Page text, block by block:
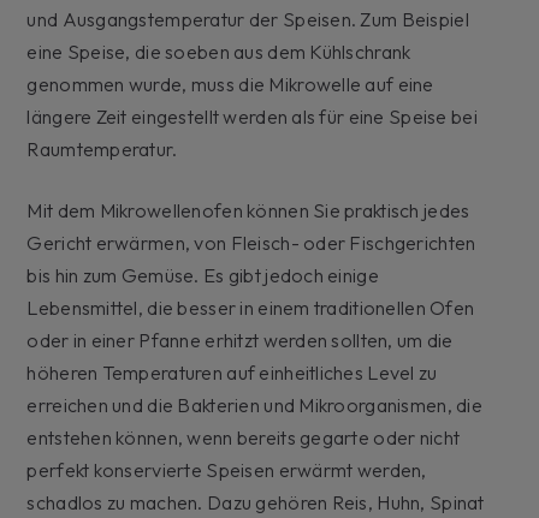
und Ausgangstemperatur der Speisen. Zum Beispiel
eine Speise, die soeben aus dem Kühlschrank
genommen wurde, muss die Mikrowelle auf eine
längere Zeit eingestellt werden als für eine Speise bei
Raumtemperatur.
Mit dem Mikrowellenofen können Sie praktisch jedes
Gericht erwärmen, von Fleisch- oder Fischgerichten
bis hin zum Gemüse. Es gibt jedoch einige
Lebensmittel, die besser in einem traditionellen Ofen
oder in einer Pfanne erhitzt werden sollten, um die
höheren Temperaturen auf einheitliches Level zu
erreichen und die Bakterien und Mikroorganismen, die
entstehen können, wenn bereits gegarte oder nicht
perfekt konservierte Speisen erwärmt werden,
schadlos zu machen. Dazu gehören Reis, Huhn, Spinat